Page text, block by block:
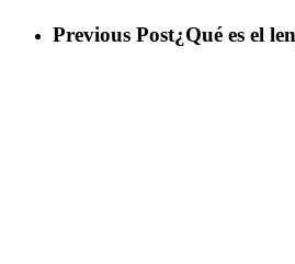
Previous Post¿Qué es el